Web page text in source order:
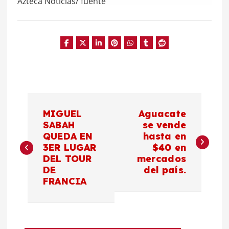
v
MIGUEL
SABAH
QUEDA EN
3ER LUGAR
DEL TOUR
DE
FRANCIA
Aguacate
se vende
hasta en
$40 en
mercados
del país.